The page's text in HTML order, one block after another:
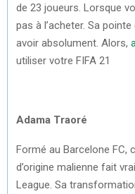
de 23 joueurs. Lorsque
pas à l’acheter. Sa
avoir absolument. Alors,
utiliser votre FIFA 21
Adama Traoré
Formé au Barcelone FC,
d’origine malienne fait
League. Sa